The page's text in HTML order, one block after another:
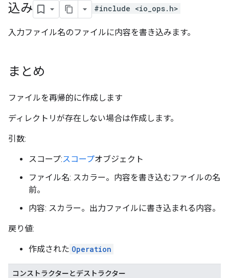
込み
#include <io_ops.h>
入力ファイル名のファイルに内容を書き込みます。
まとめ
ファイルを再帰的に作成します
ディレクトリが存在しない場合は作成します。
引数:
スコープ:スコープオブジェクト
ファイル名: スカラー。内容を書き込むファイルの名
前。
内容: スカラー。出力ファイルに書き込まれる内容。
戻り値:
作成された Operation
コンストラクターとデストラクター